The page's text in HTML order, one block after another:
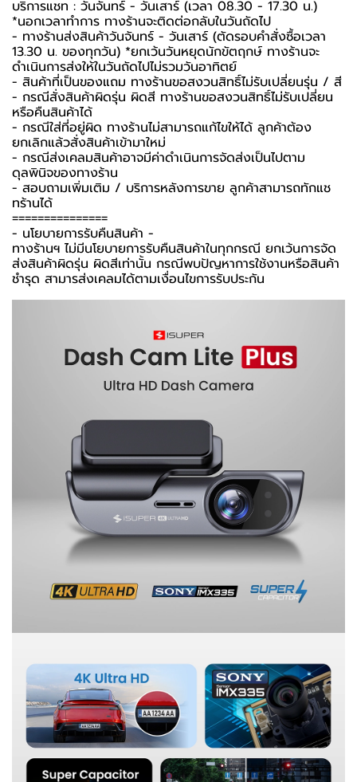
บริการแชท : วันจันทร์ - วันเสาร์ (เวลา 08.30 - 17.30 น.)
*นอกเวลาทำการ ทางร้านจะติดต่อกลับในวันถัดไป
- ทางร้านส่งสินค้าวันจันทร์ - วันเสาร์ (ตัดรอบคำสั่งซื้อเวลา
13.30 น. ของทุกวัน) *ยกเว้นวันหยุดนักขัตฤกษ์ ทางร้านจะ
ดำเนินการส่งให้ในวันถัดไปไม่รวมวันอาทิตย์
- สินค้าที่เป็นของแถม ทางร้านขอสงวนสิทธิ์ไม่รับเปลี่ยนรุ่น / สี
- กรณีสั่งสินค้าผิดรุ่น ผิดสี ทางร้านขอสงวนสิทธิ์ไม่รับเปลี่ยน
หรือคืนสินค้าได้
- กรณีใส่ที่อยู่ผิด ทางร้านไม่สามารถแก้ไขให้ได้ ลูกค้าต้อง
ยกเลิกแล้วสั่งสินค้าเข้ามาใหม่
- กรณีส่งเคลมสินค้าอาจมีค่าดำเนินการจัดส่งเป็นไปตาม
ดุลพินิจของทางร้าน
- สอบถามเพิ่มเติม / บริการหลังการขาย ลูกค้าสามารถทักแช
ทร้านได้
===============
-️ นโยบายการรับคืนสินค้า -️
ทางร้านฯ ไม่มีนโยบายการรับคืนสินค้าในทุกกรณี ยกเว้นการจัด
ส่งสินค้าผิดรุ่น ผิดสีเท่านั้น กรณีพบปัญหาการใช้งานหรือสินค้า
ชำรุด สามารส่งเคลมได้ตามเงื่อนไขการรับประกัน